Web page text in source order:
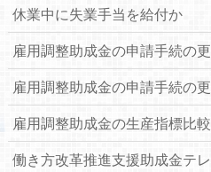
休業中に失業手当を給付か
雇用調整助成金の申請手続の
雇用調整助成金の申請手続の
雇用調整助成金の生産指標比
働き方改革推進支援助成金テ